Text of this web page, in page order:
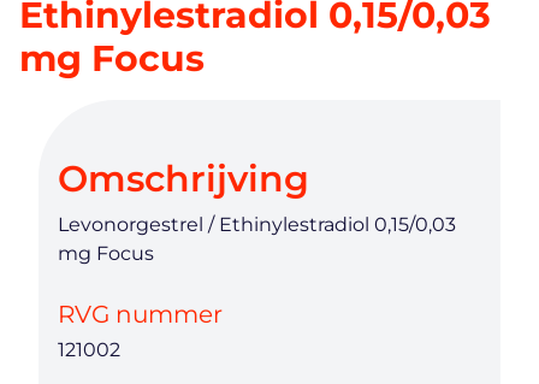
Ethinylestradiol 0,15/0,03
mg Focus
Omschrijving
Levonorgestrel / Ethinylestradiol 0,15/0,03
mg Focus
RVG nummer
121002